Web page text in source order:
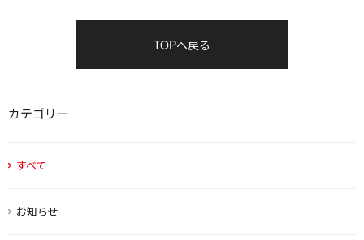
カテゴリー
すべて
お知らせ
TOPへ戻る